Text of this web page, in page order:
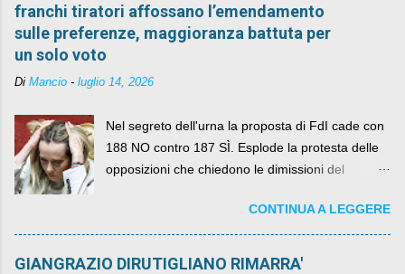
franchi tiratori affossano l’emendamento
sulle preferenze, maggioranza battuta per
un solo voto
Di Mancio - luglio 14, 2026
Nel segreto dell'urna la proposta di FdI cade con
188 NO contro 187 SÌ. Esplode la protesta delle
opposizioni che chiedono le dimissioni del
CONTINUA A LEGGERE
GIANGRAZIO DIRUTIGLIANO RIMARRA'